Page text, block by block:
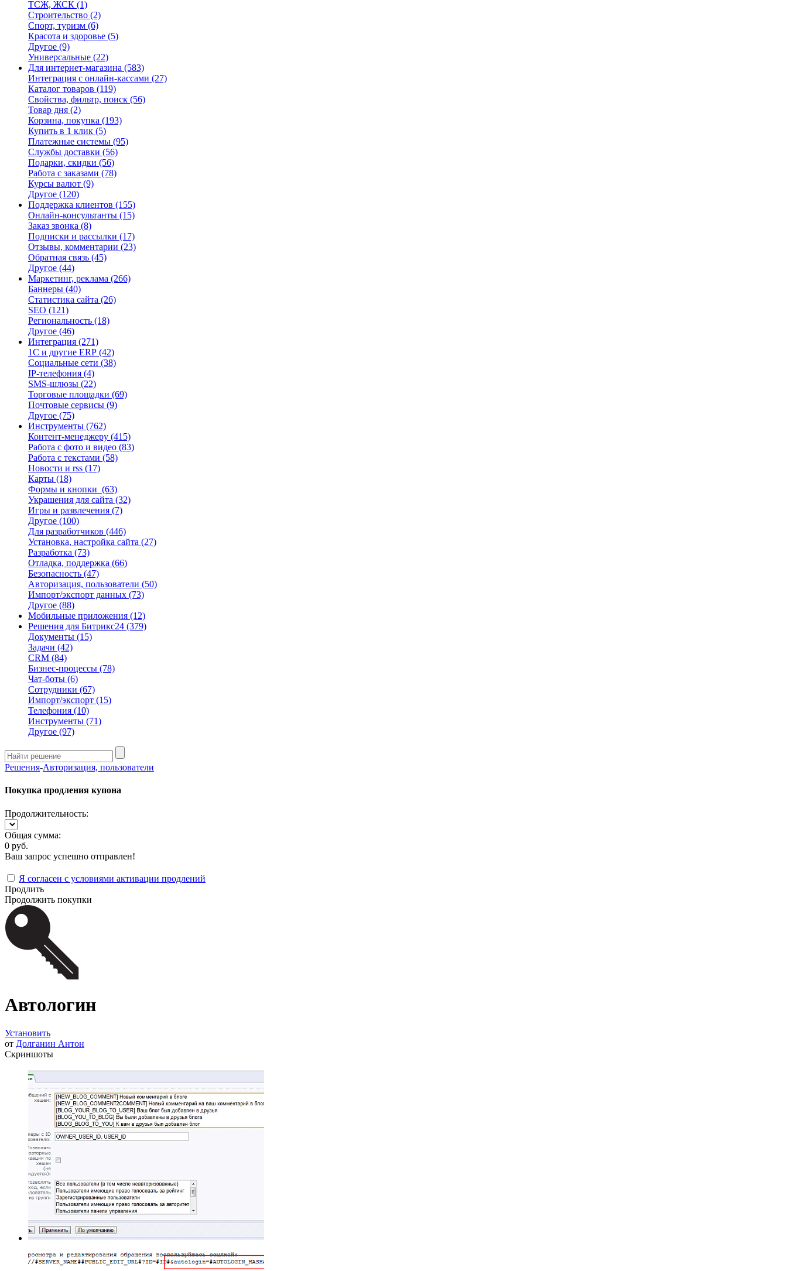
ТСЖ, ЖСК (1)
Строительство (2)
Спорт, туризм (6)
Красота и здоровье (5)
Другое (9)
Универсальные (22)
Для интернет-магазина (583)
Интеграция с онлайн-кассами (27)
Каталог товаров (119)
Свойства, фильтр, поиск (56)
Товар дня (2)
Корзина, покупка (193)
Купить в 1 клик (5)
Платежные системы (95)
Службы доставки (56)
Подарки, скидки (56)
Работа с заказами (78)
Курсы валют (9)
Другое (120)
Поддержка клиентов (155)
Онлайн-консультанты (15)
Заказ звонка (8)
Подписки и рассылки (17)
Отзывы, комментарии (23)
Обратная связь (45)
Другое (44)
Маркетинг, реклама (266)
Баннеры (40)
Статистика сайта (26)
SEO (121)
Региональность (18)
Другое (46)
Интеграция (271)
1С и другие ERP (42)
Социальные сети (38)
IP-телефония (4)
SMS-шлюзы (22)
Торговые площадки (69)
Почтовые сервисы (9)
Другое (75)
Инструменты (762)
Контент-менеджеру (415)
Работа с фото и видео (83)
Работа с текстами (58)
Новости и rss (17)
Карты (18)
Формы и кнопки (63)
Украшения для сайта (32)
Игры и развлечения (7)
Другое (100)
Для разработчиков (446)
Установка, настройка сайта (27)
Разработка (73)
Отладка, поддержка (66)
Безопасность (47)
Авторизация, пользователи (50)
Импорт/экспорт данных (73)
Другое (88)
Мобильные приложения (12)
Решения для Битрикс24 (379)
Документы (15)
Задачи (42)
CRM (84)
Бизнес-процессы (78)
Чат-боты (6)
Сотрудники (67)
Импорт/экспорт (15)
Телефония (10)
Инструменты (71)
Другое (97)
Решения-Авторизация, пользователи
Покупка продления купона
Продолжительность:
Общая сумма:
0 руб.
Ваш запрос успешно отправлен!
Я согласен с условиями активации продлений
Продлить
Продолжить покупки
Автологин
Установить
от Долганин Антон
Скриншоты